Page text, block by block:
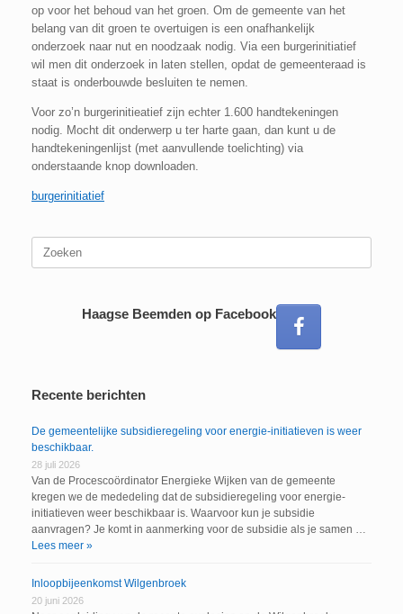
op voor het behoud van het groen. Om de gemeente van het
belang van dit groen te overtuigen is een onafhankelijk
onderzoek naar nut en noodzaak nodig. Via een burgerinitiatief
wil men dit onderzoek in laten stellen, opdat de gemeenteraad is
staat is onderbouwde besluiten te nemen.
Voor zo’n burgerinitieatief zijn echter 1.600 handtekeningen
nodig. Mocht dit onderwerp u ter harte gaan, dan kunt u de
handtekeningenlijst (met aanvullende toelichting) via
onderstaande knop downloaden.
burgerinitiatief
Zoeken
Haagse Beemden op Facebook
Recente berichten
De gemeentelijke subsidieregeling voor energie-initiatieven is weer
beschikbaar.
28 juli 2026
Van de Procescoördinator Energieke Wijken van de gemeente
kregen we de mededeling dat de subsidieregeling voor energie-
initiatieven weer beschikbaar is. Waarvoor kun je subsidie
aanvragen? Je komt in aanmerking voor de subsidie als je samen …
Lees meer »
Inloopbijeenkomst Wilgenbroek
20 juni 2026